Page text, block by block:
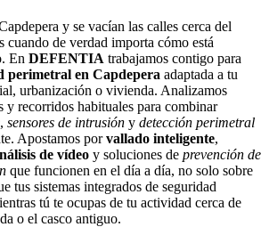
y se vacían las calles cerca del
cuando de verdad importa cómo está
En DEFENTIA trabajamos contigo para
perimetral en Capdepera adaptada a tu
urbanización o vivienda. Analizamos
y recorridos habituales para combinar
, sensores de intrusión y detección perimetral
Apostamos porvallado inteligente,
de vídeo y soluciones de prevención de
que funcionen en el día a día, no solo sobre
tus sistemas integrados de seguridad
tú te ocupas de tu actividad cerca de
o el casco antiguo.